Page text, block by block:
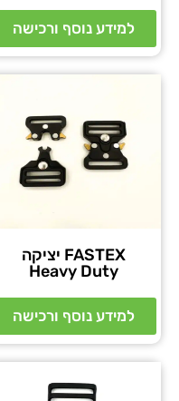
למידע נוסף ורכישה
FASTEX יציקה
Heavy Duty
למידע נוסף ורכישה